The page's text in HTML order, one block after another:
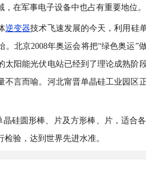
在军事电子设备中也占有重要地位。
逆变器技术飞速发展的今天，利用硅
。北京2008年奥运会将把“绿色奥运
太阳能光伏电站已经到了理论成熟阶
不言而喻。河北甯晋单晶硅工业园区
晶硅圆形棒、片及方形棒、片，适
验，达到世界先进水准。